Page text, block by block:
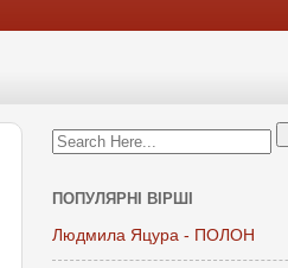
ПОПУЛЯРНІ ВІРШІ
Людмила Яцура - ПОЛОН